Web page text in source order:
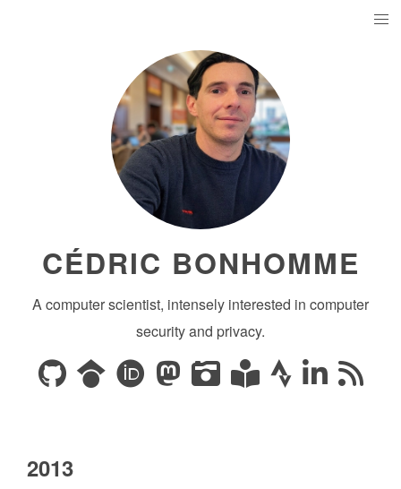
CÉDRIC BONHOMME
A computer scientist, intensely interested in computer
security and privacy.
2013